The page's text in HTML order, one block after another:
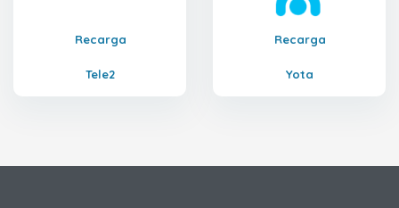
Recarga
Tele2
Recarga
Yota